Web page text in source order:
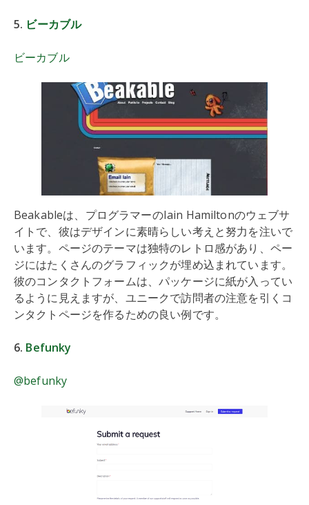
5. ビーカブル
ビーカブル
Beakableは、プログラマーのIain Hamiltonのウェブサ
イトで、彼はデザインに素晴らしい考えと努力を注いで
います。ページのテーマは独特のレトロ感があり、ペー
ジにはたくさんのグラフィックが埋め込まれています。
彼のコンタクトフォームは、パッケージに紙が入ってい
るように見えますが、ユニークで訪問者の注意を引くコ
ンタクトページを作るための良い例です。
6. Befunky
@befunky